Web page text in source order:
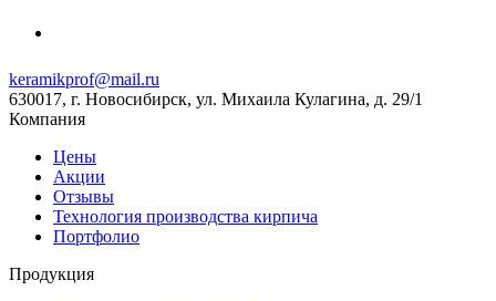
keramikprof@mail.ru
630017, г. Новосибирск, ул. Михаила Кулагина, д. 29/1
Компания
Цены
Акции
Отзывы
Технология производства кирпича
Портфолио
Продукция